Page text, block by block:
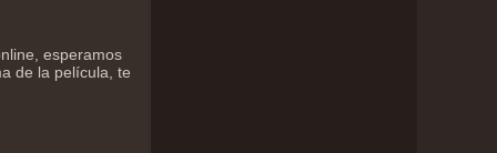
esperamos
de la película, te